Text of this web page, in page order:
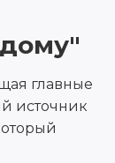
главные
источник